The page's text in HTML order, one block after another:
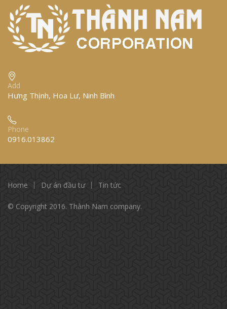
Add
Hưng Thịnh, Hoa Lư, Ninh Bình
Phone
0916.013862
Home Dự án đầu tư Tin tức
© Copyright 2016. Thành Nam company.